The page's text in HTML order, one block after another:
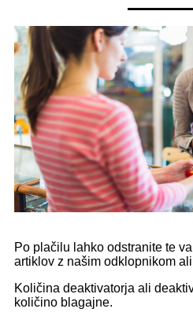
Po plačilu lahko odstranite te
artiklov z našim odklopnikom
Količina deaktivatorja ali
količino blagajne.